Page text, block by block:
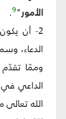
الأمور"
9
.
2- أن
الدعاء،
وممّا
الداعي في
الله